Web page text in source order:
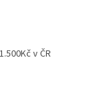
v ČR